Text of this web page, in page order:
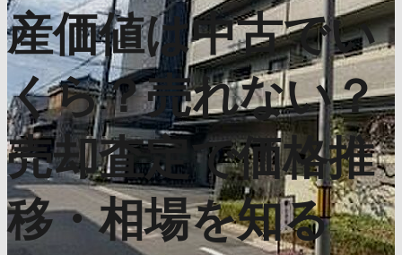
産価値は中古でい
くら？売れない？
売却査定で価格推
移・相場を知る